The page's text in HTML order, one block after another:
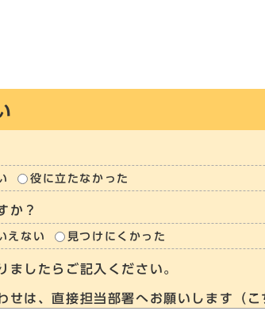
役に立たなかった
か？
えない 見つけにくかった
ましたらご記入ください。
せは、直接担当部署へお願いします（